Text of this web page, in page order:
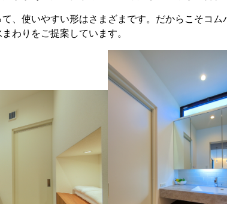
、使いやすい形はさまざまです。だからこそコ
わりをご提案しています。